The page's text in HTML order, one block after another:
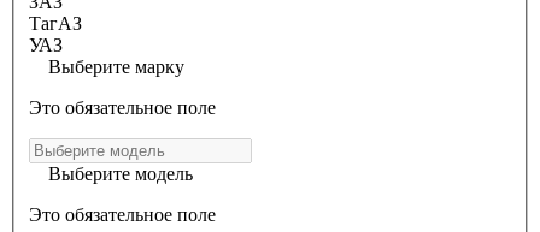
ТагАЗ
УАЗ
Выберите марку
Это обязательное поле
Выберите модель
Это обязательное поле